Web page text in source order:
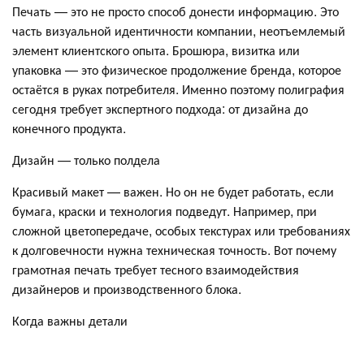
Печать — это не просто способ донести информацию. Это
часть визуальной идентичности компании, неотъемлемый
элемент клиентского опыта. Брошюра, визитка или
упаковка — это физическое продолжение бренда, которое
остаётся в руках потребителя. Именно поэтому полиграфия
сегодня требует экспертного подхода: от дизайна до
конечного продукта.
Дизайн — только полдела
Красивый макет — важен. Но он не будет работать, если
бумага, краски и технология подведут. Например, при
сложной цветопередаче, особых текстурах или требованиях
к долговечности нужна техническая точность. Вот почему
грамотная печать требует тесного взаимодействия
дизайнеров и производственного блока.
Когда важны детали